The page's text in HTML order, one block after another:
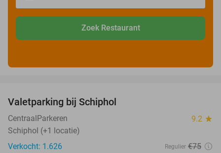
Zoek Restaurant
Valetparking bij Schiphol
CentraalParkeren 9.2 star
Schiphol (+1 locatie)
Verkocht: 1.626
Regulier €75